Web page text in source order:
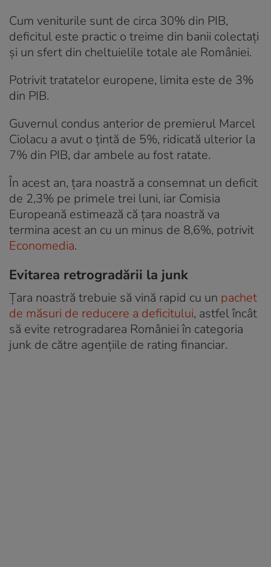
Cum veniturile sunt de circa 30% din PIB,
deficitul este practic o treime din banii colectați
și un sfert din cheltuielile totale ale României.
Potrivit tratatelor europene, limita este de 3%
din PIB.
Guvernul condus anterior de premierul Marcel
Ciolacu a avut o țintă de 5%, ridicată ulterior la
7% din PIB, dar ambele au fost ratate.
În acest an, țara noastră a consemnat un deficit
de 2,3% pe primele trei luni, iar Comisia
Europeană estimează că țara noastră va
termina acest an cu un minus de 8,6%, potrivit
Economedia.
Evitarea retrogradării la junk
Țara noastră trebuie să vină rapid cu un pachet
de măsuri de reducere a deficitului, astfel încât
să evite retrogradarea României în categoria
junk de către agențiile de rating financiar.